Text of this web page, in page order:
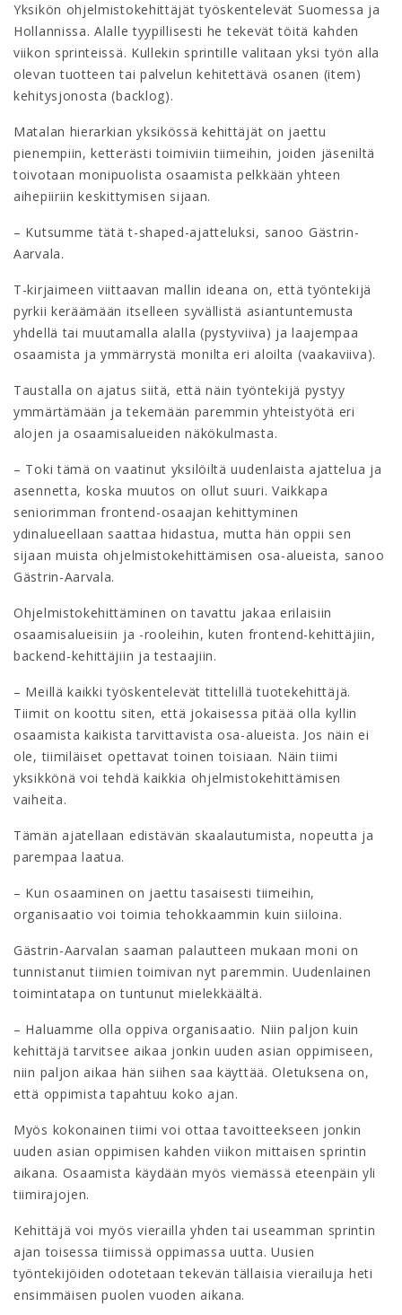
Yksikön ohjelmistokehittäjät työskentelevät Suomessa ja
Hollannissa. Alalle tyypillisesti he tekevät töitä kahden
viikon sprinteissä. Kullekin sprintille valitaan yksi työn alla
olevan tuotteen tai palvelun kehitettävä osanen (item)
kehitysjonosta (backlog).
Matalan hierarkian yksikössä kehittäjät on jaettu
pienempiin, ketterästi toimiviin tiimeihin, joiden jäseniltä
toivotaan monipuolista osaamista pelkkään yhteen
aihepiiriin keskittymisen sijaan.
– Kutsumme tätä t-shaped-ajatteluksi, sanoo Gästrin-
Aarvala.
T-kirjaimeen viittaavan mallin ideana on, että työntekijä
pyrkii keräämään itselleen syvällistä asiantuntemusta
yhdellä tai muutamalla alalla (pystyviiva) ja laajempaa
osaamista ja ymmärrystä monilta eri aloilta (vaakaviiva).
Taustalla on ajatus siitä, että näin työntekijä pystyy
ymmärtämään ja tekemään paremmin yhteistyötä eri
alojen ja osaamisalueiden näkökulmasta.
– Toki tämä on vaatinut yksilöiltä uudenlaista ajattelua ja
asennetta, koska muutos on ollut suuri. Vaikkapa
seniorimman frontend-osaajan kehittyminen
ydinalueellaan saattaa hidastua, mutta hän oppii sen
sijaan muista ohjelmistokehittämisen osa-alueista, sanoo
Gästrin-Aarvala.
Ohjelmistokehittäminen on tavattu jakaa erilaisiin
osaamisalueisiin ja -rooleihin, kuten frontend-kehittäjiin,
backend-kehittäjiin ja testaajiin.
– Meillä kaikki työskentelevät tittelillä tuotekehittäjä.
Tiimit on koottu siten, että jokaisessa pitää olla kyllin
osaamista kaikista tarvittavista osa-alueista. Jos näin ei
ole, tiimiläiset opettavat toinen toisiaan. Näin tiimi
yksikkönä voi tehdä kaikkia ohjelmistokehittämisen
vaiheita.
Tämän ajatellaan edistävän skaalautumista, nopeutta ja
parempaa laatua.
– Kun osaaminen on jaettu tasaisesti tiimeihin,
organisaatio voi toimia tehokkaammin kuin siiloina.
Gästrin-Aarvalan saaman palautteen mukaan moni on
tunnistanut tiimien toimivan nyt paremmin. Uudenlainen
toimintatapa on tuntunut mielekkäältä.
– Haluamme olla oppiva organisaatio. Niin paljon kuin
kehittäjä tarvitsee aikaa jonkin uuden asian oppimiseen,
niin paljon aikaa hän siihen saa käyttää. Oletuksena on,
että oppimista tapahtuu koko ajan.
Myös kokonainen tiimi voi ottaa tavoitteekseen jonkin
uuden asian oppimisen kahden viikon mittaisen sprintin
aikana. Osaamista käydään myös viemässä eteenpäin yli
tiimirajojen.
Kehittäjä voi myös vierailla yhden tai useamman sprintin
ajan toisessa tiimissä oppimassa uutta. Uusien
työntekijöiden odotetaan tekevän tällaisia vierailuja heti
ensimmäisen puolen vuoden aikana.